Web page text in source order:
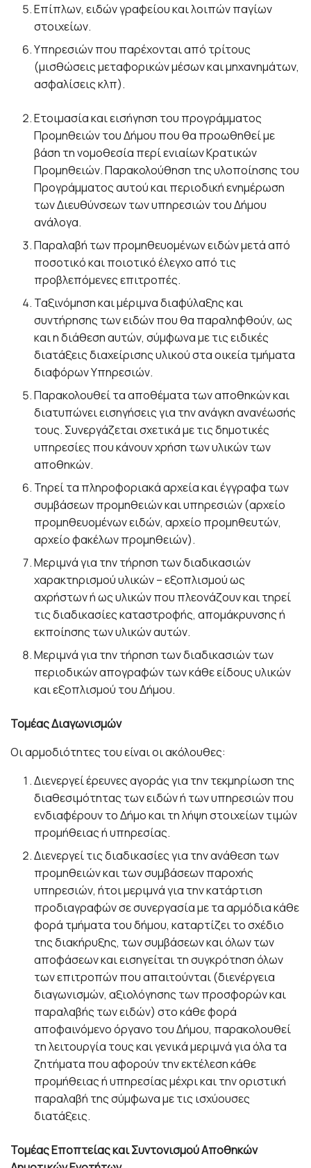
Επίπλων, ειδών γραφείου και λοιπών παγίων
στοιχείων.
Υπηρεσιών που παρέχονται από τρίτους
(μισθώσεις μεταφορικών μέσων και μηχανημάτων,
ασφαλίσεις κλπ).
Ετοιμασία και εισήγηση του προγράμματος
Προμηθειών του Δήμου που θα προωθηθεί με
βάση τη νομοθεσία περί ενιαίων Κρατικών
Προμηθειών. Παρακολούθηση της υλοποίησης του
Προγράμματος αυτού και περιοδική ενημέρωση
των Διευθύνσεων των υπηρεσιών του Δήμου
ανάλογα.
Παραλαβή των προμηθευομένων ειδών μετά από
ποσοτικό και ποιοτικό έλεγχο από τις
προβλεπόμενες επιτροπές.
Ταξινόμηση και μέριμνα διαφύλαξης και
συντήρησης των ειδών που θα παραληφθούν, ως
και η διάθεση αυτών, σύμφωνα με τις ειδικές
διατάξεις διαχείρισης υλικού στα οικεία τμήματα
διαφόρων Υπηρεσιών.
Παρακολουθεί τα αποθέματα των αποθηκών και
διατυπώνει εισηγήσεις για την ανάγκη ανανέωσής
τους. Συνεργάζεται σχετικά με τις δημοτικές
υπηρεσίες που κάνουν χρήση των υλικών των
αποθηκών.
Τηρεί τα πληροφοριακά αρχεία και έγγραφα των
συμβάσεων προμηθειών και υπηρεσιών (αρχείο
προμηθευομένων ειδών, αρχείο προμηθευτών,
αρχείο φακέλων προμηθειών).
Μεριμνά για την τήρηση των διαδικασιών
χαρακτηρισμού υλικών – εξοπλισμού ως
αχρήστων ή ως υλικών που πλεονάζουν και τηρεί
τις διαδικασίες καταστροφής, απομάκρυνσης ή
εκποίησης των υλικών αυτών.
Μεριμνά για την τήρηση των διαδικασιών των
περιοδικών απογραφών των κάθε είδους υλικών
και εξοπλισμού του Δήμου.
Τομέας Διαγωνισμών
Οι αρμοδιότητες του είναι οι ακόλουθες:
Διενεργεί έρευνες αγοράς για την τεκμηρίωση της
διαθεσιμότητας των ειδών ή των υπηρεσιών που
ενδιαφέρουν το Δήμο και τη λήψη στοιχείων τιμών
προμήθειας ή υπηρεσίας.
Διενεργεί τις διαδικασίες για την ανάθεση των
προμηθειών και των συμβάσεων παροχής
υπηρεσιών, ήτοι μεριμνά για την κατάρτιση
προδιαγραφών σε συνεργασία με τα αρμόδια κάθε
φορά τμήματα του δήμου, καταρτίζει το σχέδιο
της διακήρυξης, των συμβάσεων και όλων των
αποφάσεων και εισηγείται τη συγκρότηση όλων
των επιτροπών που απαιτούνται (διενέργεια
διαγωνισμών, αξιολόγησης των προσφορών και
παραλαβής των ειδών) στο κάθε φορά
αποφαινόμενο όργανο του Δήμου, παρακολουθεί
τη λειτουργία τους και γενικά μεριμνά για όλα τα
ζητήματα που αφορούν την εκτέλεση κάθε
προμήθειας ή υπηρεσίας μέχρι και την οριστική
παραλαβή της σύμφωνα με τις ισχύουσες
διατάξεις.
Τομέας Εποπτείας και Συντονισμού Αποθηκών